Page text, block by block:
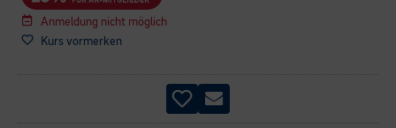
Anmeldung nicht möglich
Kurs vormerken